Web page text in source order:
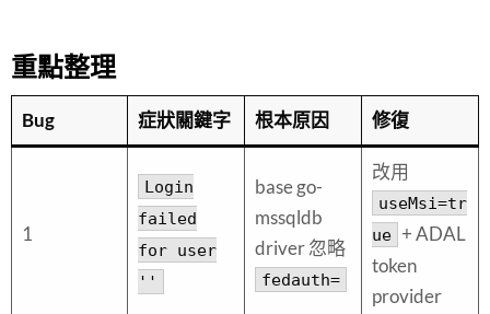
重點整理
Bug 症狀關鍵字 根本原因 修復
1
Login
failed
for user
''
base go-
mssqldb
driver 忽略
fedauth=
改用
useMsi=tr
ue + ADAL
token
provider